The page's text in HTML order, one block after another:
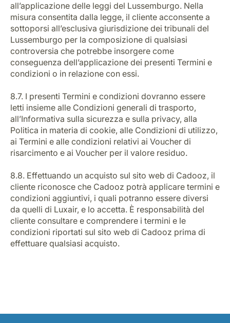
all’applicazione delle leggi del Lussemburgo. Nella
misura consentita dalla legge, il cliente acconsente a
sottoporsi all’esclusiva giurisdizione dei tribunali del
Lussemburgo per la composizione di qualsiasi
controversia che potrebbe insorgere come
conseguenza dell’applicazione dei presenti Termini e
condizioni o in relazione con essi.
8.7. I presenti Termini e condizioni dovranno essere
letti insieme alle Condizioni generali di trasporto,
all’Informativa sulla sicurezza e sulla privacy, alla
Politica in materia di cookie, alle Condizioni di utilizzo,
ai Termini e alle condizioni relativi ai Voucher di
risarcimento e ai Voucher per il valore residuo.
8.8. Effettuando un acquisto sul sito web di Cadooz, il
cliente riconosce che Cadooz potrà applicare termini e
condizioni aggiuntivi, i quali potranno essere diversi
da quelli di Luxair, e lo accetta. È responsabilità del
cliente consultare e comprendere i termini e le
condizioni riportati sul sito web di Cadooz prima di
effettuare qualsiasi acquisto.